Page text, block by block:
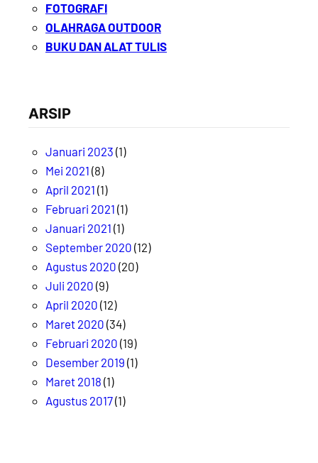
FOTOGRAFI
OLAHRAGA OUTDOOR
BUKU DAN ALAT TULIS
ARSIP
Januari 2023 (1)
Mei 2021 (8)
April 2021 (1)
Februari 2021 (1)
Januari 2021 (1)
September 2020 (12)
Agustus 2020 (20)
Juli 2020 (9)
April 2020 (12)
Maret 2020 (34)
Februari 2020 (19)
Desember 2019 (1)
Maret 2018 (1)
Agustus 2017(1)